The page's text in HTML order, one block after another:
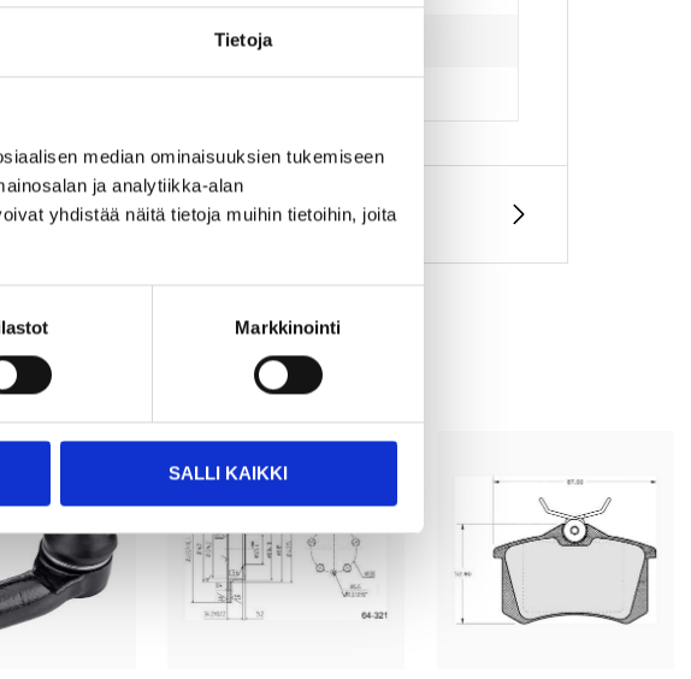
Tietoja
median ominaisuuksien tukemiseen
ja analytiikka-alan
yhdistää näitä tietoja muihin tietoihin, joita
Markkinointi
SALLI KAIKKI